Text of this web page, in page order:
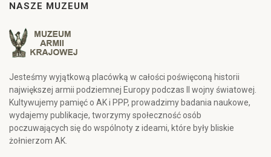
NASZE MUZEUM
Jesteśmy wyjątkową placówką w całości poświęconą historii
największej armii podziemnej Europy podczas II wojny światowej.
Kultywujemy pamięć o AK i PPP, prowadzimy badania naukowe,
wydajemy publikacje, tworzymy społeczność osób
poczuwających się do wspólnoty z ideami, które były bliskie
żołnierzom AK.